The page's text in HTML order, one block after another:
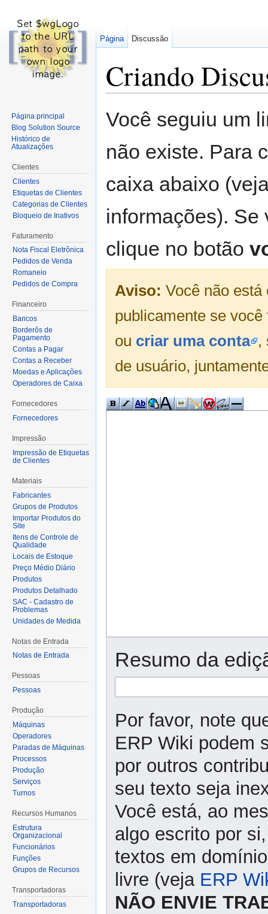
Criando
Você seguiu um
não existe. Para
caixa abaixo
informações). Se
clique no botão
Aviso: Você não
publicamente se
ou criar uma conta ,
de usuário,
Resumo da
Por favor, note
ERP Wiki podem
por outros
seu texto seja
Você está, ao
algo escrito por
textos em
livre (veja ERP
NÃO ENVIE
Página Discussão
Página principal
Blog Solution Source
Histórico de
Atualizações
Clientes
Clientes
Etiquetas de Clientes
Categorias de Clientes
Bloqueio de Inativos
Faturamento
Nota Fiscal Eletrônica
Pedidos de Venda
Romaneio
Pedidos de Compra
Financeiro
Bancos
Borderôs de
Pagamento
Contas a Pagar
Contas a Receber
Moedas e Aplicações
Operadores de Caixa
Fornecedores
Fornecedores
Impressão
Impressão de Etiquetas
de Clientes
Materiais
Fabricantes
Grupos de Produtos
Importar Produtos do
Site
Itens de Controle de
Qualidade
Locais de Estoque
Preço Médio Diário
Produtos
Produtos Detalhado
SAC - Cadastro de
Problemas
Unidades de Medida
Notas de Entrada
Notas de Entrada
Pessoas
Pessoas
Produção
Máquinas
Operadores
Paradas de Máquinas
Processos
Produção
Serviços
Turnos
Recursos Humanos
Estrutura
Organizacional
Funcionários
Funções
Grupos de Recursos
Transportadoras
Transportadoras